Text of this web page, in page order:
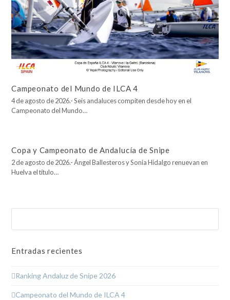
Campeonato del Mundo de ILCA 4
4 de agosto de 2026.- Seis andaluces compiten desde hoy en el
Campeonato del Mundo…
Copa y Campeonato de Andalucía de Snipe
2 de agosto de 2026.- Ángel Ballesteros y Sonia Hidalgo renuevan en
Huelva el título…
Entradas recientes
Ranking Andaluz de Snipe 2026
Campeonato del Mundo de ILCA 4